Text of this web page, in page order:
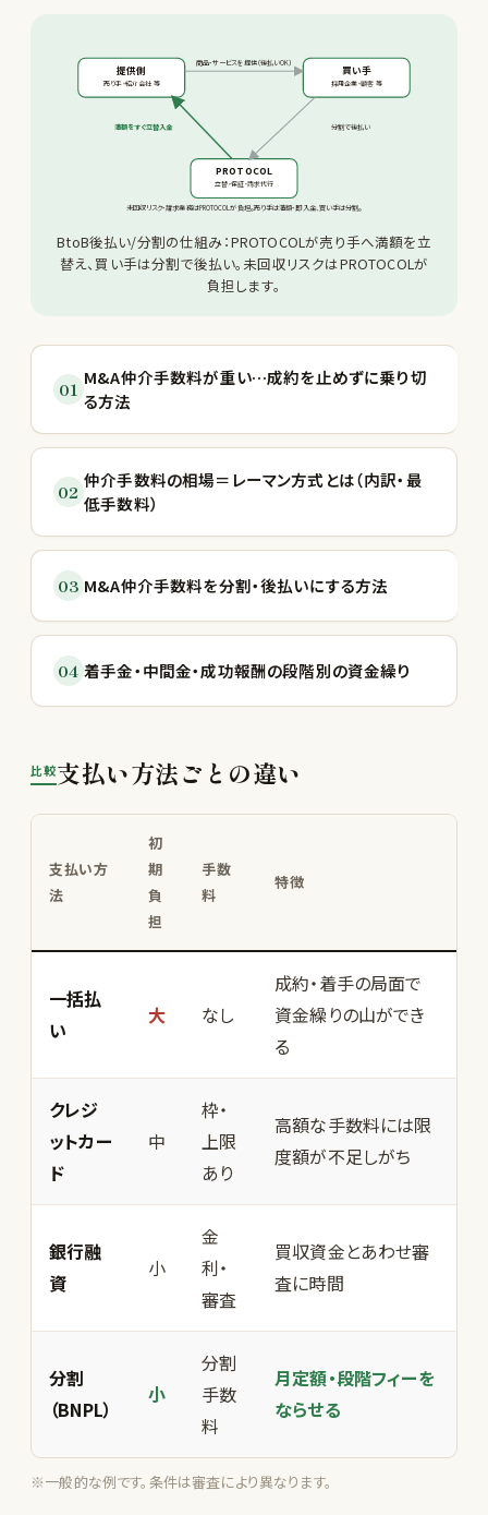
提供側
売り手・紹介会社 等
買い手
採用企業・顧客 等
PROTOCOL
立替・保証・請求代行
商品・サービスを提供（後払いOK）
満額をすぐ立替入金 分割で後払い
未回収リスク・請求業務はPROTOCOLが負担。売り手は満額・即入金、買い手は分割。
BtoB後払い/分割の仕組み：PROTOCOLが売り手へ満額を立
替え、買い手は分割で後払い。未回収リスクはPROTOCOLが
負担します。
01
M&A仲介手数料が重い…成約を止めずに乗り切
る方法
02
仲介手数料の相場＝レーマン方式とは（内訳・最
低手数料）
03 M&A仲介手数料を分割・後払いにする方法
04 着手金・中間金・成功報酬の段階別の資金繰り
比較支払い方法ごとの違い
支払い方
法
初
期
負
担
手数
料
特徴
一括払
い
大 なし
成約・着手の局面で
資金繰りの山ができ
る
クレジ
ットカー
ド
中
枠・
上限
あり
高額な手数料には限
度額が不足しがち
銀行融
資
小
金
利・
審査
買収資金とあわせ審
査に時間
分割
（BNPL）
小
分割
手数
料
月定額・段階フィーを
ならせる
※一般的な例です。条件は審査により異なります。